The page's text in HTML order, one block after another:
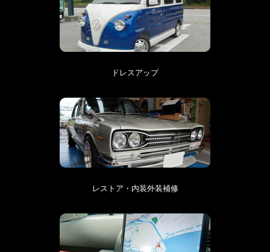
ドレスアップ
レストア・内装外装補修